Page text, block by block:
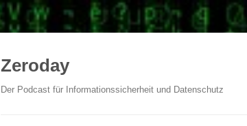
Zeroday
Der Podcast für Informationssicherheit und Datenschutz